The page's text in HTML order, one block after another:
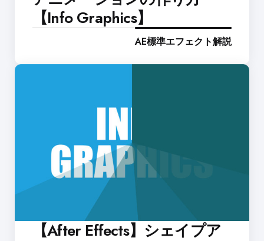
【Info Graphics】
AE標準エフェクト解説
【After Effects】シェイプア